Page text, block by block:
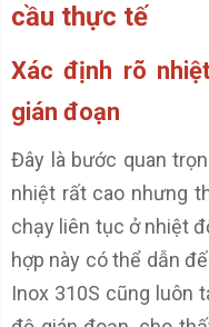
cầu thực tế
Xác định rõ
gián đoạn
Đây là bước quan
nhiệt rất cao nhưng
chạy liên tục ở nhiệt
hợp này có thể dẫn
Inox 310S cũng luôn